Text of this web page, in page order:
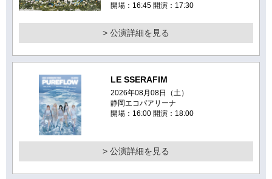
開場：16:45 開演：17:30
> 公演詳細を見る
LE SSERAFIM
2026年08月08日（土）
静岡エコパアリーナ
開場：16:00 開演：18:00
> 公演詳細を見る